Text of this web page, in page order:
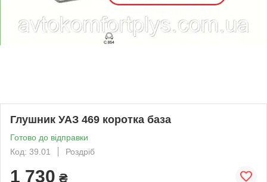
Глушник УАЗ 469 коротка база
Готово до відправки
Код: 39.01
Роздріб
1 730 ₴